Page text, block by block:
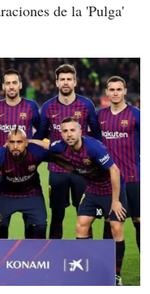
de la 'Pulga'
X
X